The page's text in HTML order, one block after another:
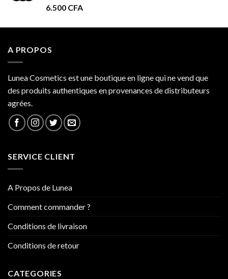
6.500 CFA
A PROPOS
Lunea Cosmetics est une boutique en ligne qui ne vend que
des produits authentiques en provenances de distributeurs
agrées.
SERVICE CLIENT
A Propos de Lunea
Comment commander ?
Conditions de livraison
Conditions de retour
CATEGORIES